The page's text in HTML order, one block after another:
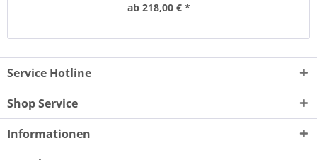
ab 218,00 € *
Service Hotline
Shop Service
Informationen